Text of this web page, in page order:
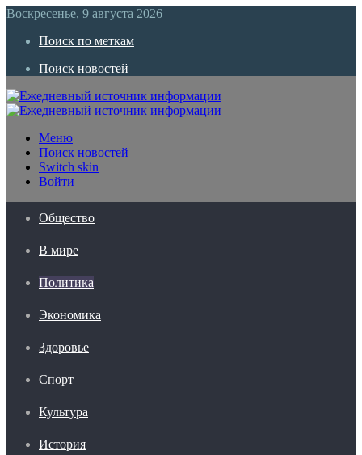
Воскресенье, 9 августа 2026
Поиск по меткам
Поиск новостей
Меню
Поиск новостей
Switch skin
Войти
Общество
В мире
Политика
Экономика
Здоровье
Спорт
Культура
История